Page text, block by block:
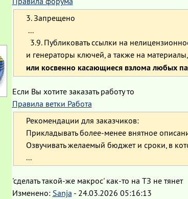
3. Запрещено
...
3.9. Публиковать ссылки на
и генераторы ключей, а также на
или косвенно касающиеся взлома любых
Если Вы хотите заказать работу то
Правила ветки Работа
Рекомендации для заказчиков:
Прикладывать более-менее внятное
Озвучивать желаемый бюджет и сроки, в
...
'сделать такой-же макрос' как-то на ТЗ не тянет
Изменено: Sanja - 24.03.2026 05:16:13